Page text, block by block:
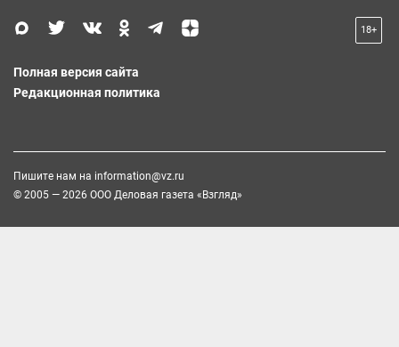
18+
Полная версия сайта
Редакционная политика
Пишите нам на information@vz.ru
© 2005 — 2026 ООО Деловая газета «Взгляд»